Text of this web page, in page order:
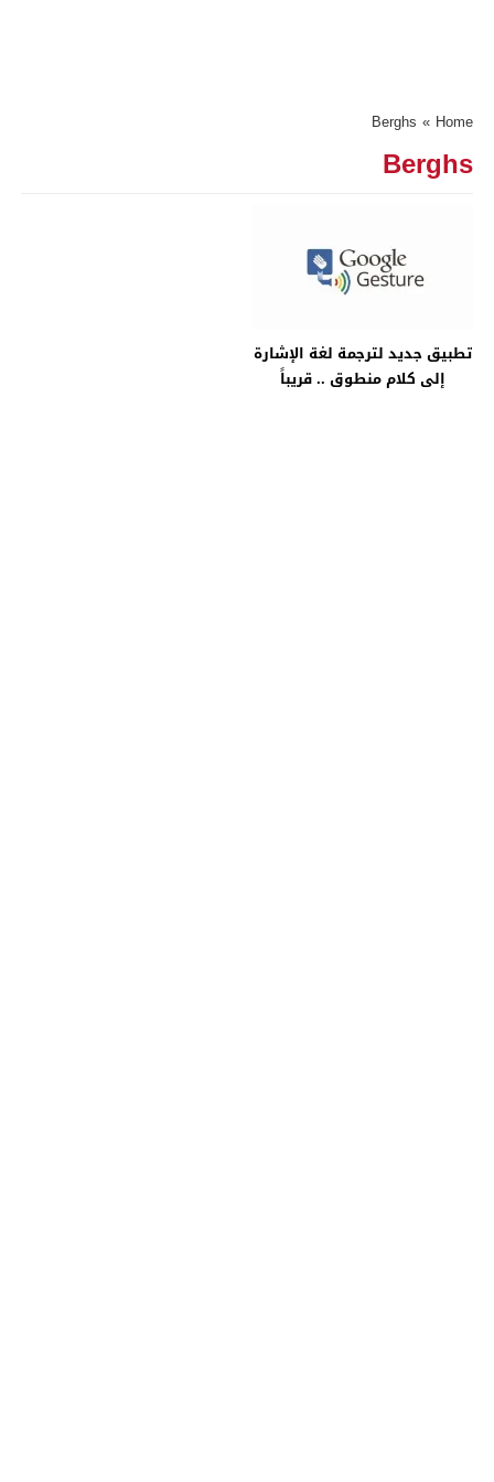
Home
»
Berghs
Berghs
تطبيق جديد لترجمة لغة الإشارة
إلى كلام منطوق .. قريباً